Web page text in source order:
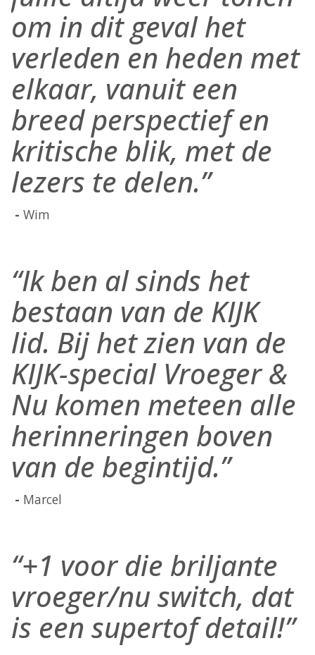
om in dit geval het
verleden en heden met
elkaar, vanuit een
breed perspectief en
kritische blik, met de
lezers te delen.”
Wim
“Ik ben al sinds het
bestaan van de KIJK
lid. Bij het zien van de
KIJK-special Vroeger &
Nu komen meteen alle
herinneringen boven
van de begintijd.”
Marcel
“+1 voor die briljante
vroeger/nu switch, dat
is een supertof detail!”